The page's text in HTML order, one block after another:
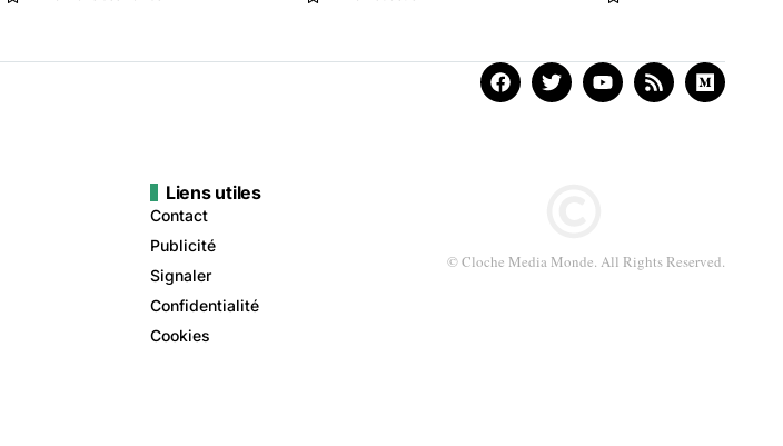
Liens utiles
Contact
Publicité
Signaler
Confidentialité
Cookies
© Cloche Media Monde. All Rights Reserved.